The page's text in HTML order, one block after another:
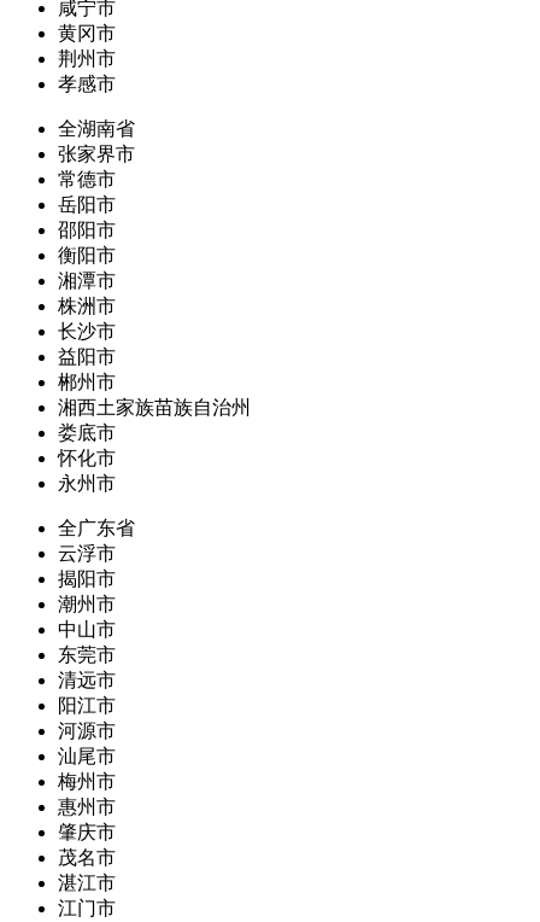
咸宁市
黄冈市
荆州市
孝感市
全湖南省
张家界市
常德市
岳阳市
邵阳市
衡阳市
湘潭市
株洲市
长沙市
益阳市
郴州市
湘西土家族苗族自治州
娄底市
怀化市
永州市
全广东省
云浮市
揭阳市
潮州市
中山市
东莞市
清远市
阳江市
河源市
汕尾市
梅州市
惠州市
肇庆市
茂名市
湛江市
江门市